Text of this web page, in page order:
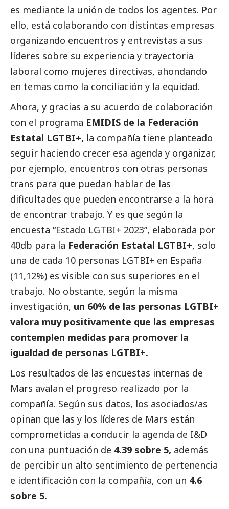
es mediante la unión de todos los agentes. Por
ello, está colaborando con distintas empresas
organizando encuentros y entrevistas a sus
líderes sobre su experiencia y trayectoria
laboral como mujeres directivas, ahondando
en temas como la conciliación y la equidad.
Ahora, y gracias a su acuerdo de colaboración
con el programa EMIDIS de la Federación
Estatal LGTBI+, la compañía tiene planteado
seguir haciendo crecer esa agenda y organizar,
por ejemplo, encuentros con otras personas
trans para que puedan hablar de las
dificultades que pueden encontrarse a la hora
de encontrar trabajo. Y es que según la
encuesta “Estado LGTBI+ 2023”, elaborada por
40db para la Federación Estatal LGTBI+, solo
una de cada 10 personas LGTBI+ en España
(11,12%) es visible con sus superiores en el
trabajo. No obstante, según la misma
investigación, un 60% de las personas LGTBI+
valora muy positivamente que las empresas
contemplen medidas para promover la
igualdad de personas LGTBI+.
Los resultados de las encuestas internas de
Mars avalan el progreso realizado por la
compañía. Según sus datos, los asociados/as
opinan que las y los líderes de Mars están
comprometidas a conducir la agenda de I&D
con una puntuación de 4.39 sobre 5, además
de percibir un alto sentimiento de pertenencia
e identificación con la compañía, con un 4.6
sobre 5.